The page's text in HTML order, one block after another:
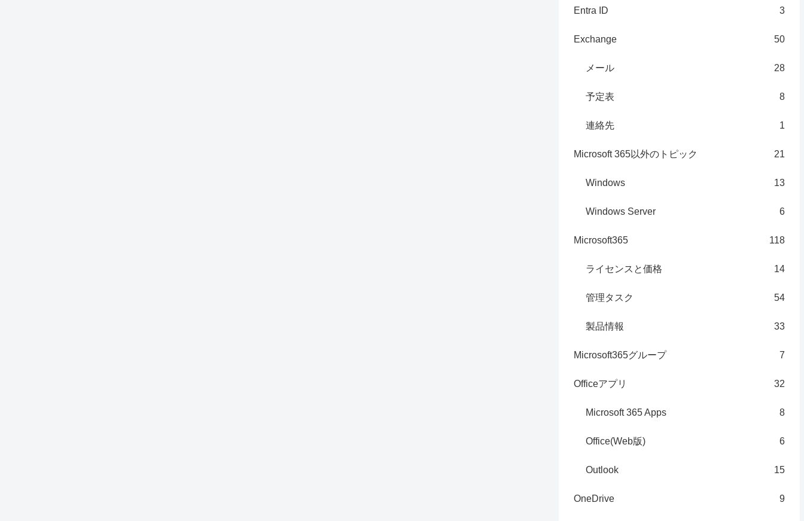
Entra ID 3
Exchange 50
メール 28
予定表 8
連絡先 1
Microsoft 365以外のトピック 21
Windows 13
Windows Server 6
Microsoft365 118
ライセンスと価格 14
管理タスク 54
製品情報 33
Microsoft365グループ 7
Officeアプリ 32
Microsoft 365 Apps 8
Office(Web版) 6
Outlook 15
OneDrive 9